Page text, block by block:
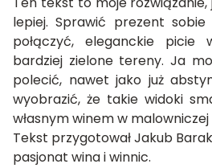
lepiej. Sprawić prezent sobie
połączyć, eleganckie
bardziej zielone tereny. Ja
polecić, nawet jako już
wyobrazić, że takie widoki
własnym winem w
Tekst przygotował Jakub
pasjonat wina i winnic.